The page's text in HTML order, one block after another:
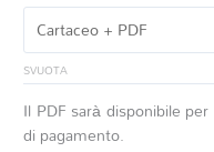
SVUOTA
Il PDF sarà disponibile
di pagamento.